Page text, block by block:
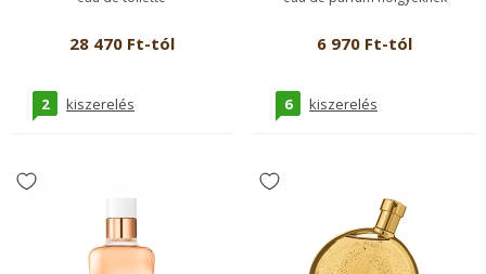
28 470 Ft-tól
2 kiszerelés
6 970 Ft-tól
6 kiszerelés